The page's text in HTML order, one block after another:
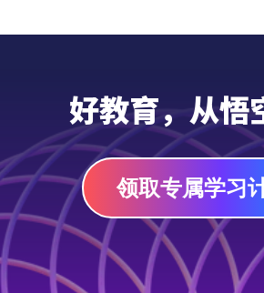
关知识，包括龙在十二生肖中
力和理解能力，培养对龙文化
好教育，从悟
领取专属学习